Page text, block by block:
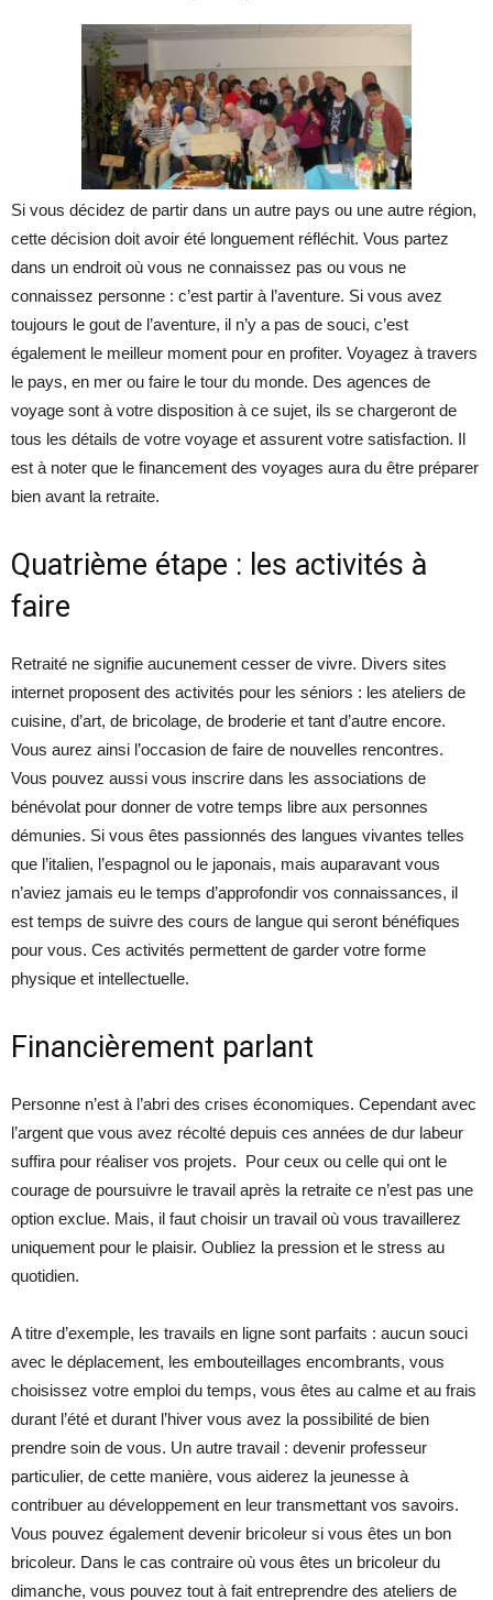
Si vous décidez de partir dans un autre pays ou une autre région,
cette décision doit avoir été longuement réfléchit. Vous partez
dans un endroit où vous ne connaissez pas ou vous ne
connaissez personne : c’est partir à l’aventure. Si vous avez
toujours le gout de l’aventure, il n’y a pas de souci, c’est
également le meilleur moment pour en profiter. Voyagez à travers
le pays, en mer ou faire le tour du monde. Des agences de
voyage sont à votre disposition à ce sujet, ils se chargeront de
tous les détails de votre voyage et assurent votre satisfaction. Il
est à noter que le financement des voyages aura du être préparer
bien avant la retraite.
Quatrième étape : les activités à
faire
Retraité ne signifie aucunement cesser de vivre. Divers sites
internet proposent des activités pour les séniors : les ateliers de
cuisine, d’art, de bricolage, de broderie et tant d’autre encore.
Vous aurez ainsi l’occasion de faire de nouvelles rencontres.
Vous pouvez aussi vous inscrire dans les associations de
bénévolat pour donner de votre temps libre aux personnes
démunies. Si vous êtes passionnés des langues vivantes telles
que l’italien, l’espagnol ou le japonais, mais auparavant vous
n’aviez jamais eu le temps d’approfondir vos connaissances, il
est temps de suivre des cours de langue qui seront bénéfiques
pour vous. Ces activités permettent de garder votre forme
physique et intellectuelle.
Financièrement parlant
Personne n’est à l’abri des crises économiques. Cependant avec
l’argent que vous avez récolté depuis ces années de dur labeur
suffira pour réaliser vos projets. Pour ceux ou celle qui ont le
courage de poursuivre le travail après la retraite ce n’est pas une
option exclue. Mais, il faut choisir un travail où vous travaillerez
uniquement pour le plaisir. Oubliez la pression et le stress au
quotidien.
A titre d’exemple, les travails en ligne sont parfaits : aucun souci
avec le déplacement, les embouteillages encombrants, vous
choisissez votre emploi du temps, vous êtes au calme et au frais
durant l’été et durant l’hiver vous avez la possibilité de bien
prendre soin de vous. Un autre travail : devenir professeur
particulier, de cette manière, vous aiderez la jeunesse à
contribuer au développement en leur transmettant vos savoirs.
Vous pouvez également devenir bricoleur si vous êtes un bon
bricoleur. Dans le cas contraire où vous êtes un bricoleur du
dimanche, vous pouvez tout à fait entreprendre des ateliers de